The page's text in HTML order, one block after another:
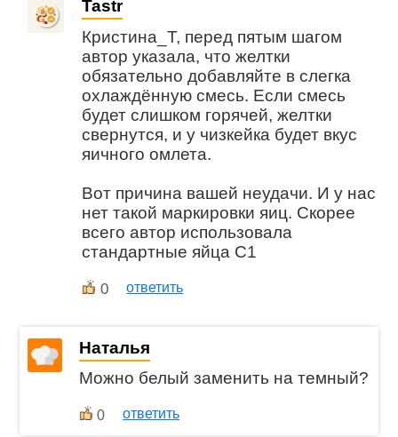
Tastr
Кристина_Т, перед пятым шагом
автор указала, что желтки
обязательно добавляйте в слегка
охлаждённую смесь. Если смесь
будет слишком горячей, желтки
свернутся, и у чизкейка будет вкус
яичного омлета.
Вот причина вашей неудачи. И у нас
нет такой маркировки яиц. Скорее
всего автор использовала
стандартные яйца С1
0 ответить
Наталья
Можно белый заменить на темный?
0 ответить